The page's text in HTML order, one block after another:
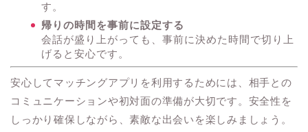
す。
帰りの時間を事前に設定する
会話が盛り上がっても、事前に決めた時間で切り上
げると安心です。
安心してマッチングアプリを利用するためには、相手との
コミュニケーションや初対面の準備が大切です。安全性を
しっかり確保しながら、素敵な出会いを楽しみましょう。